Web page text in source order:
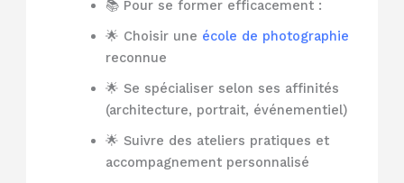
📚 Pour se former efficacement :
🌟 Choisir une école de photographie
reconnue
🌟 Se spécialiser selon ses affinités
(architecture, portrait, événementiel)
🌟 Suivre des ateliers pratiques et
accompagnement personnalisé